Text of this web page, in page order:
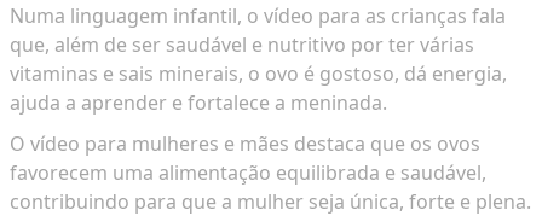
Numa linguagem infantil, o vídeo para as crianças fala
que, além de ser saudável e nutritivo por ter várias
vitaminas e sais minerais, o ovo é gostoso, dá energia,
ajuda a aprender e fortalece a meninada.
O vídeo para mulheres e mães destaca que os ovos
favorecem uma alimentação equilibrada e saudável,
contribuindo para que a mulher seja única, forte e plena.